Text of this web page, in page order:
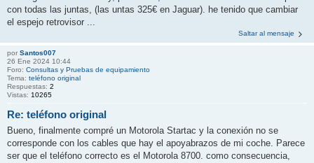
con todas las juntas, (las untas 325€ en Jaguar). he tenido que cambiar
el espejo retrovisor ...
Saltar al mensaje
por Santos007
26 Ene 2024 10:44
Foro: Consultas y Pruebas de equipamiento
Tema: teléfono original
Respuestas: 2
Vistas: 10265
Re: teléfono original
Bueno, finalmente compré un Motorola Startac y la conexión no se
corresponde con los cables que hay el apoyabrazos de mi coche. Parece
ser que el teléfono correcto es el Motorola 8700. como consecuencia,